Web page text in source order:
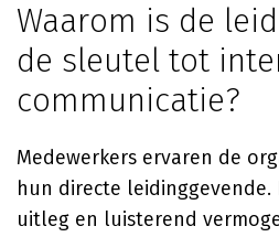
Waarom is de
de sleutel tot
communicatie?
Medewerkers ervaren de
hun directe leidinggevende.
uitleg en luisterend